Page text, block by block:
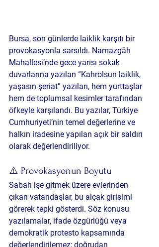
Bursa, son günlerde laiklik karşıtı bir
provokasyonla sarsıldı. Namazgâh
Mahallesi’nde gece yarısı sokak
duvarlarına yazılan “Kahrolsun laiklik,
yaşasın şeriat” yazıları, hem yurttaşlar
hem de toplumsal kesimler tarafından
öfkeyle karşılandı. Bu yazılar, Türkiye
Cumhuriyeti’nin temel değerlerine ve
halkın iradesine yapılan açık bir saldırı
olarak değerlendiriliyor.
⚠️ Provokasyonun Boyutu
Sabah işe gitmek üzere evlerinden
çıkan vatandaşlar, bu alçak girişimi
görerek tepki gösterdi. Söz konusu
yazılamalar, ifade özgürlüğü veya
demokratik protesto kapsamında
değerlendirilemez; doğrudan